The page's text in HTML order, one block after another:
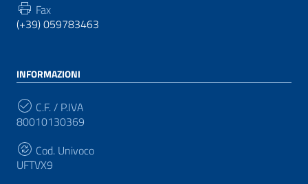
Fax
(+39) 059783463
INFORMAZIONI
C.F. / P.IVA
80010130369
Cod. Univoco
UFTVX9